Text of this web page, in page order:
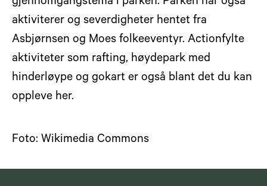
aktiviterer og severdigheter hentet fra
Asbjørnsen og Moes folkeeventyr. Actionfylte
aktiviteter som rafting, høydepark med
hinderløype og gokart er også blant det du kan
oppleve her.
Foto: Wikimedia Commons